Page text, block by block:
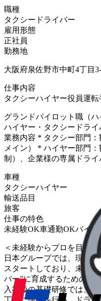
職種
タクシードライバー
雇用形態
正社員
勤務地
大阪府泉佐野市中町4丁目
仕事内容
タクシーハイヤー役員運転
グランドパイロット職（ハ
ハイヤー・タクシードラ
業務内容 * タクシー部門
メイン） * ハイヤー部門
制）、企業様の専属ドラ
車種
タクシーハイヤー
輸送品目
旅客
仕事の特色
未経験OK車通勤OKバイ
＜未経験からプロを目指
日本グループでは、現役
スタートしており、未経
バー”に育成するための教
入社後の基礎研修では、